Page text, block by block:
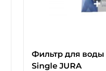
Фильтр для воды
Single JURA